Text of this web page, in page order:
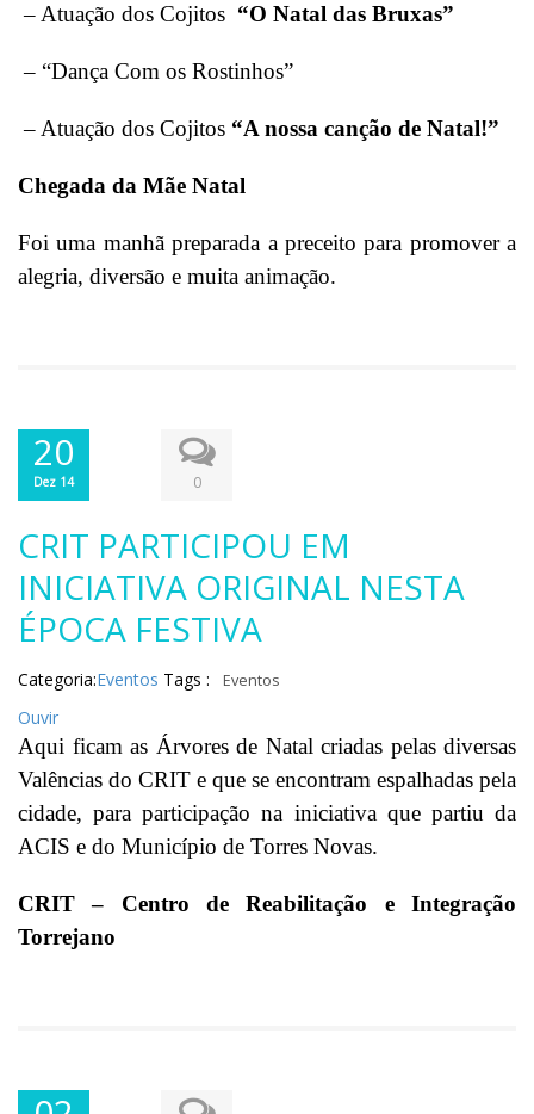
– Atuação dos Cojitos “O Natal das Bruxas”
– “Dança Com os Rostinhos”
– Atuação dos Cojitos “A nossa canção de Natal!”
Chegada da Mãe Natal
Foi uma manhã preparada a preceito para promover a
alegria, diversão e muita animação.
20
Dez 14 0
CRIT PARTICIPOU EM
INICIATIVA ORIGINAL NESTA
ÉPOCA FESTIVA
Categoria:Eventos Tags : Eventos
Ouvir
Aqui ficam as Árvores de Natal criadas pelas diversas
Valências do CRIT e que se encontram espalhadas pela
cidade, para participação na iniciativa que partiu da
ACIS e do Município de Torres Novas.
CRIT – Centro de Reabilitação e Integração
Torrejano